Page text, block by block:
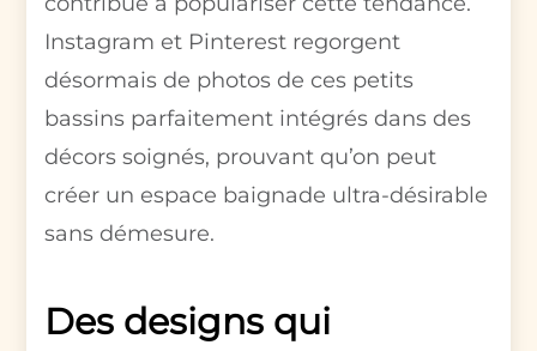
Instagram et Pinterest regorgent
désormais de photos de ces petits
bassins parfaitement intégrés dans des
décors soignés, prouvant qu’on peut
créer un espace baignade ultra-désirable
sans démesure.
Des designs qui